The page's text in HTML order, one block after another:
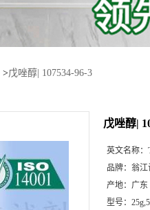
>戊唑醇| 107534-96-3
戊唑醇|
英文名称：
品牌： 翁江
产地： 广东
型号：